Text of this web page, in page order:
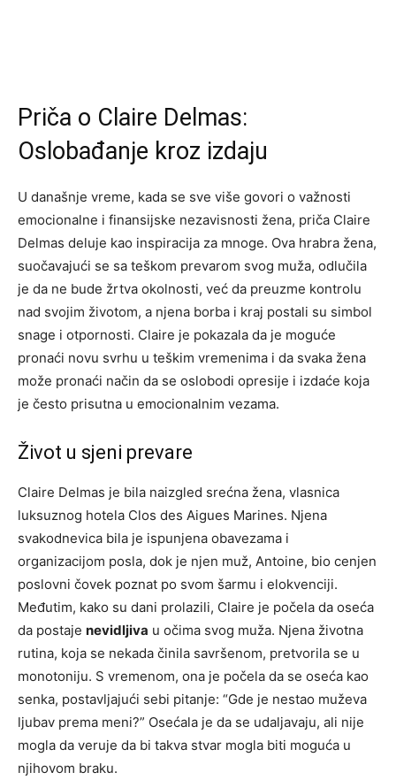
Priča o Claire Delmas:
Oslobađanje kroz izdaju
U današnje vreme, kada se sve više govori o važnosti
emocionalne i finansijske nezavisnosti žena, priča Claire
Delmas deluje kao inspiracija za mnoge. Ova hrabra žena,
suočavajući se sa teškom prevarom svog muža, odlučila
je da ne bude žrtva okolnosti, već da preuzme kontrolu
nad svojim životom, a njena borba i kraj postali su simbol
snage i otpornosti. Claire je pokazala da je moguće
pronaći novu svrhu u teškim vremenima i da svaka žena
može pronaći način da se oslobodi opresije i izdaće koja
je često prisutna u emocionalnim vezama.
Život u sjeni prevare
Claire Delmas je bila naizgled srećna žena, vlasnica
luksuznog hotela Clos des Aigues Marines. Njena
svakodnevica bila je ispunjena obavezama i
organizacijom posla, dok je njen muž, Antoine, bio cenjen
poslovni čovek poznat po svom šarmu i elokvenciji.
Međutim, kako su dani prolazili, Claire je počela da oseća
da postaje nevidljiva u očima svog muža. Njena životna
rutina, koja se nekada činila savršenom, pretvorila se u
monotoniju. S vremenom, ona je počela da se oseća kao
senka, postavljajući sebi pitanje: “Gde je nestao muževa
ljubav prema meni?” Osećala je da se udaljavaju, ali nije
mogla da veruje da bi takva stvar mogla biti moguća u
njihovom braku.